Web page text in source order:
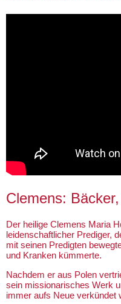
Clemens:
Der heilige Clemens Maria
leidenschaftlicher Prediger,
mit seinen Predigten
und Kranken kümmerte.
Nachdem er aus Polen
sein missionarisches Werk
immer aufs Neue verkündet